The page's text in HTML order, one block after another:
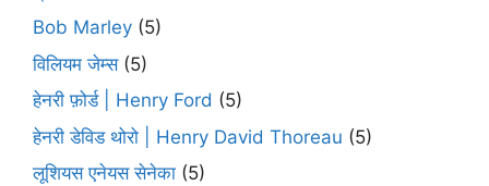
Bob Marley (5)
विलियम जेम्स(5)
हेनरी फ़ोर्ड | Henry Ford (5)
हेनरी डेविड थोरो | Henry David Thoreau (5)
लूशियस एनेयस सेनेका (5)